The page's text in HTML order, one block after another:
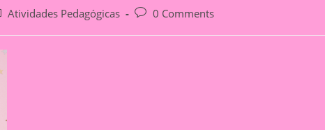
Atividades Pedagógicas
Post0 Comments